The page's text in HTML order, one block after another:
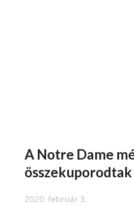
A Notre Dame
összekuporodtak
2020. február 3.